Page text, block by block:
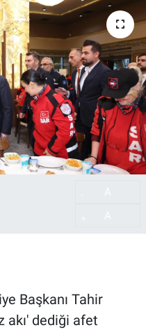
Başkanı Tahir
akı' dediği afet